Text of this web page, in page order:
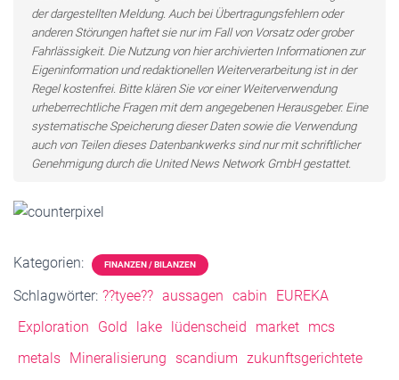
der dargestellten Meldung. Auch bei Übertragungsfehlern oder
anderen Störungen haftet sie nur im Fall von Vorsatz oder grober
Fahrlässigkeit. Die Nutzung von hier archivierten Informationen zur
Eigeninformation und redaktionellen Weiterverarbeitung ist in der
Regel kostenfrei. Bitte klären Sie vor einer Weiterverwendung
urheberrechtliche Fragen mit dem angegebenen Herausgeber. Eine
systematische Speicherung dieser Daten sowie die Verwendung
auch von Teilen dieses Datenbankwerks sind nur mit schriftlicher
Genehmigung durch die United News Network GmbH gestattet.
Kategorien: FINANZEN / BILANZEN
Schlagwörter: ??tyee?? aussagen cabin
EUREKA
Exploration
Gold lake lüdenscheid market mcs
metals
Mineralisierung scandium zukunftsgerichtete